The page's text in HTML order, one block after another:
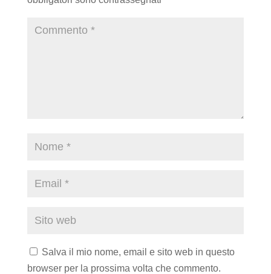
Salva il mio nome, email e sito web in questo
browser per la prossima volta che commento.